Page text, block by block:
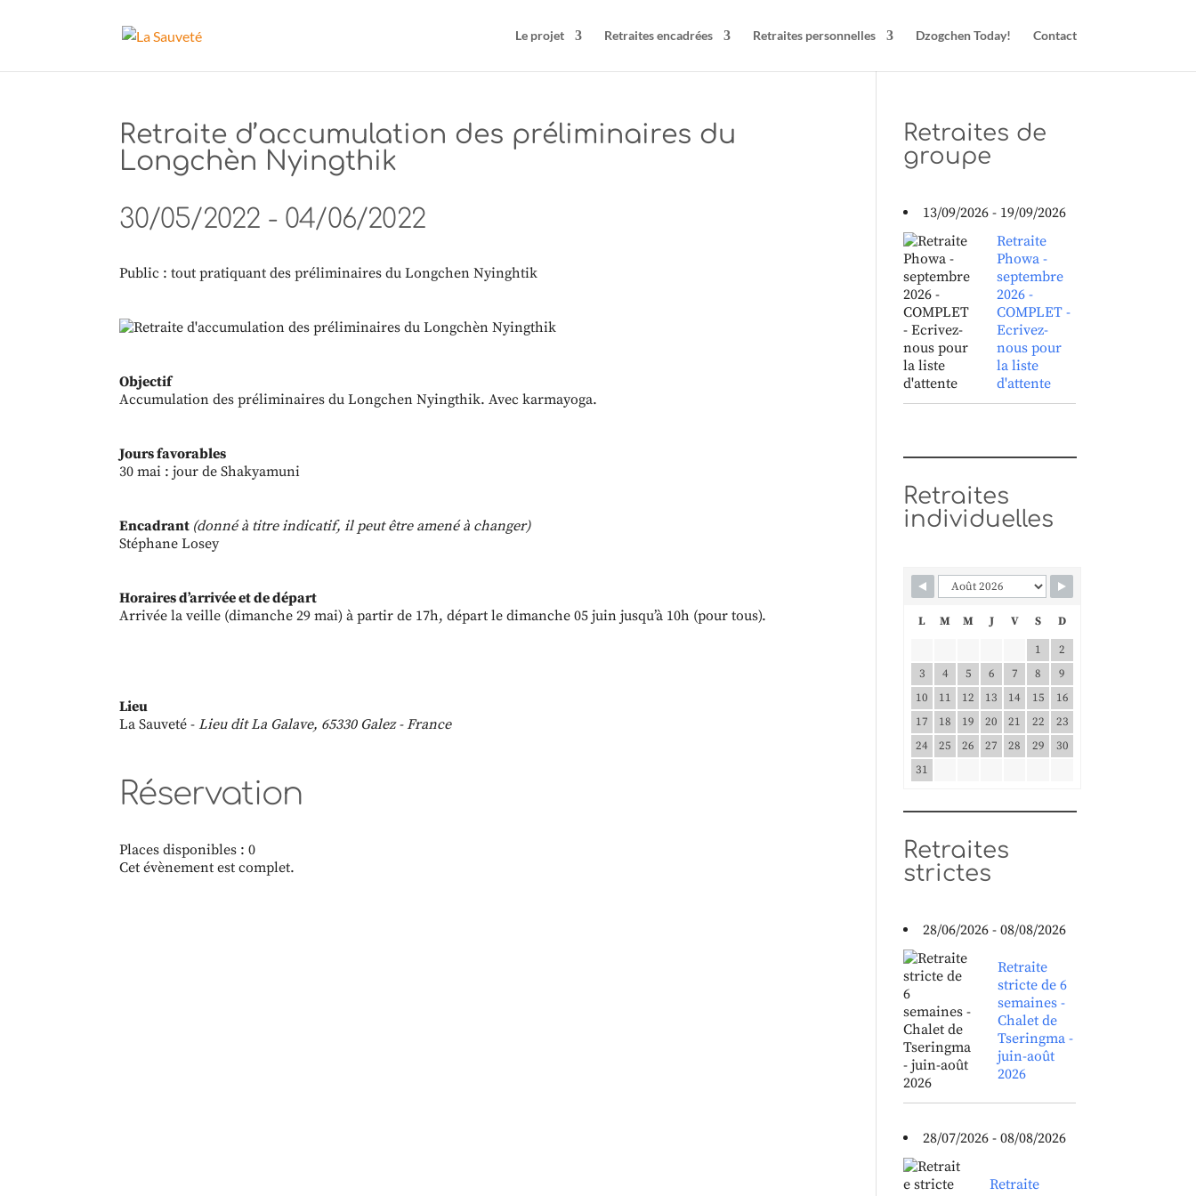
Le projet Retraites encadrées Retraites personnelles Dzogchen Today! Contact
Retraite d’accumulation des préliminaires du
Longchèn Nyingthik
30/05/2022 - 04/06/2022
Public : tout pratiquant des préliminaires du Longchen Nyinghtik
Objectif
Accumulation des préliminaires du Longchen Nyingthik. Avec karmayoga.
Jours favorables
30 mai : jour de Shakyamuni
Encadrant (donné à titre indicatif, il peut être amené à changer)
Stéphane Losey
Horaires d’arrivée et de départ
Arrivée la veille (dimanche 29 mai) à partir de 17h, départ le dimanche 05 juin jusqu’à 10h (pour tous).
Lieu
La Sauveté -Lieu dit La Galave, 65330 Galez - France
Réservation
Places disponibles : 0
Cet évènement est complet.
Retraites de
groupe
13/09/2026 - 19/09/2026
Retraite
Phowa -
septembre
2026 -
COMPLET -
Ecrivez-
nous pour
la liste
d'attente
Retraites
individuelles
L M M J V S
D
1
2
3
4 5 6 7 8
9
10
11 12 13 14 15
16
17
18 19 20 21 22
23
24
25 26 27 28 29
30
31
Retraites
strictes
28/06/2026 - 08/08/2026
Retraite
stricte de 6
semaines -
Chalet de
Tseringma -
juin-août
2026
28/07/2026 - 08/08/2026
Retraite